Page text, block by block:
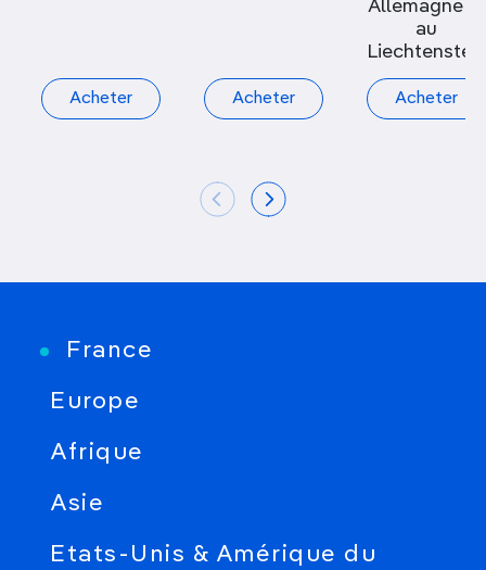
Acheter Acheter
Allemagne et
au
Liechtenstein
Acheter
France
Europe
Afrique
Asie
Etats-Unis & Amérique du